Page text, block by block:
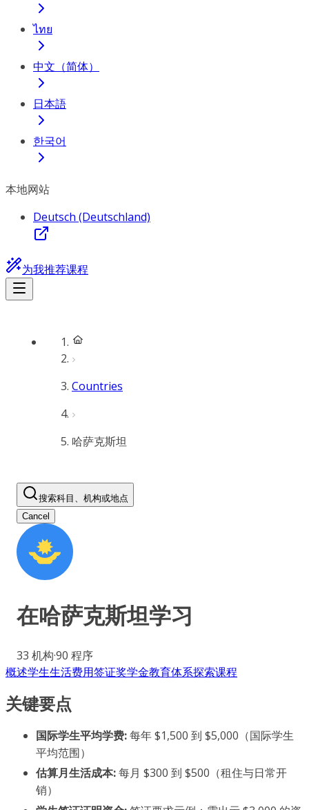
ไทย
中文（简体）
日本語
한국어
本地网站
Deutsch (Deutschland)
为我推荐课程
Countries
哈萨克斯坦
搜索科目、机构或地点
Cancel
在哈萨克斯坦学习
33 机构·90 程序
概述学生生活费用签证奖学金教育体系探索课程
关键要点
国际学生平均学费:每年 $1,500 到 $5,000（国际学生
平均范围）
估算月生活成本:每月 $300 到 $500（租住与日常开
销）